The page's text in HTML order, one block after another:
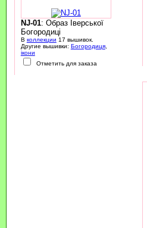
NJ-01: Образ Іверської
Богородиці
В коллекции 17 вышивок.
Другие вышивки: Богородиця,
ікони
Отметить для заказа